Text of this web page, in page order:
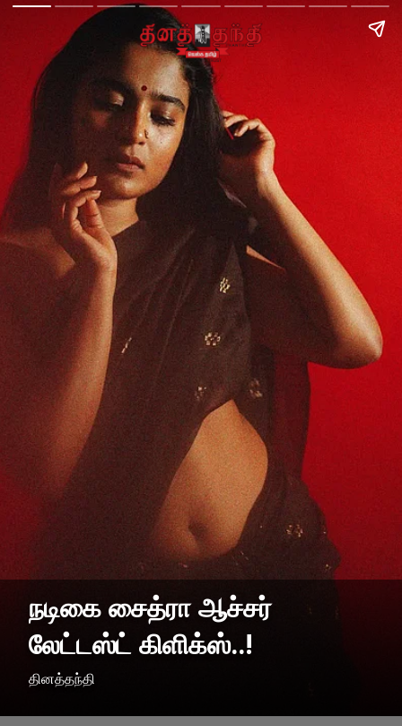
நடிகை சைத்ரா ஆச்சர்
லேட்டஸ்ட் கிளிக்ஸ்..!
தினத்தந்தி